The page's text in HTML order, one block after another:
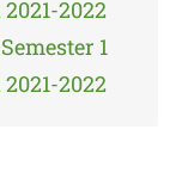
2022
1
2022